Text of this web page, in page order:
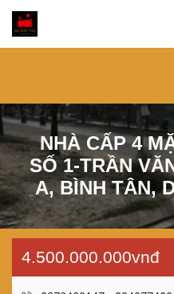
NHÀ CẤP 4
SỐ 1-TRẦN
A, BÌNH TÂN,
4.500.000.000vnđ